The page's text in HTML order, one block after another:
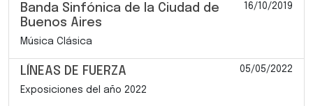
Banda Sinfónica de la Ciudad de
Buenos Aires
16/10/2019
Música Clásica
LÍNEAS DE FUERZA 05/05/2022
Exposiciones del año 2022